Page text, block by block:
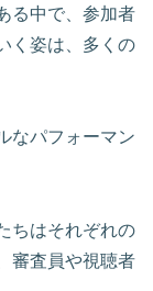
る中で、参加者
く姿は、多くの
なパフォーマン
ちはそれぞれの
審査員や視聴者